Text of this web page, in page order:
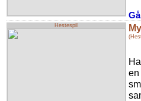
Hestespil
en